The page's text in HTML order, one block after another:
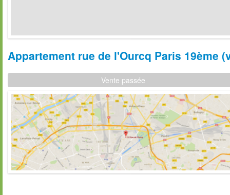
Appartement rue de l'Ourcq Paris 19ème
Vente passée